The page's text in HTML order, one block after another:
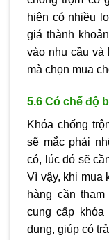
hiện có nhiều
giá thành
vào nhu cầu và
mà chọn mua
5.6 Có chế độ
Khóa chống
sẽ mắc phải
có, lúc đó sẽ
Vì vậy, khi mua
hàng cần
cung cấp
dụng, giúp có